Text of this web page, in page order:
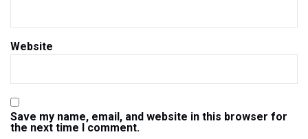
Website
Save my name, email, and website in this browser for
the next time I comment.